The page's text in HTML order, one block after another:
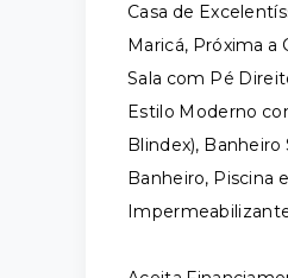
Casa de
Maricá, Próxima a
Sala com Pé
Estilo Moderno
Blindex),
Banheiro, Piscina